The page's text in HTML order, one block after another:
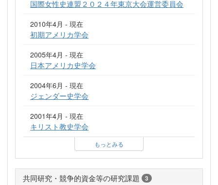
国際女性史連盟２０２４年東京大会運営委員会
2010年4月 - 現在
初期アメリカ学会
2005年4月 - 現在
日本アメリカ史学会
2004年6月 - 現在
ジェンダー史学会
2001年4月 - 現在
キリスト教史学会
もっとみる
共同研究・競争的資金等の研究課題 3